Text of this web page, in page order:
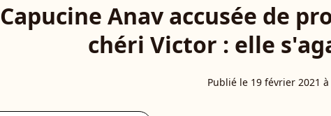
Capucine Anav accusée de
chéri Victor : elle
Publié le 19 février 2021 à